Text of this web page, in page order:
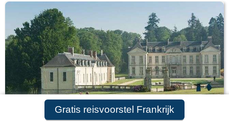
Gratis reisvoorstel Frankrijk